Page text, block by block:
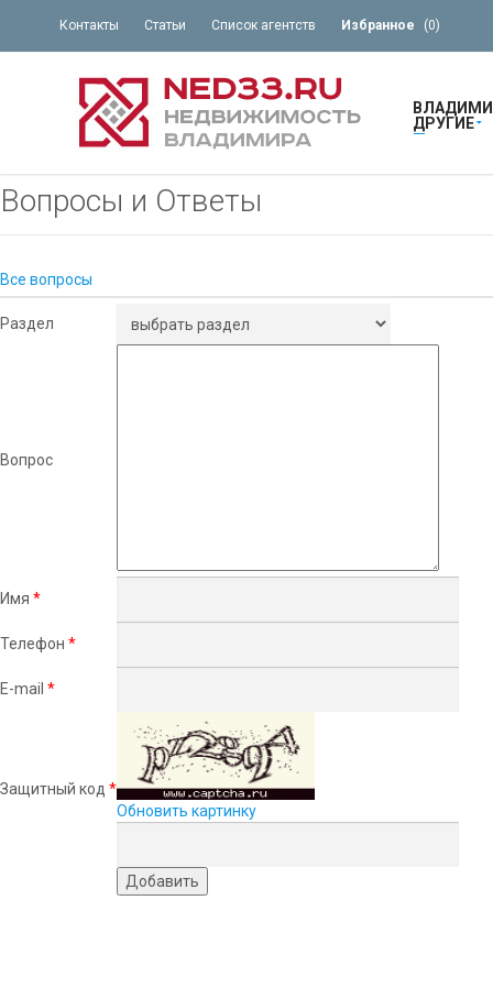
Контакты Статьи Список агентств Избранное (0)
ДРУГИЕ
Вопросы и Ответы
Все вопросы
Раздел
Вопрос
Имя *
Телефон *
E-mail *
Защитный код *
Обновить картинку